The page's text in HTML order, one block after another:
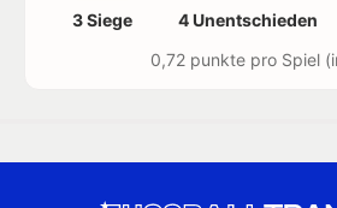
3 Siege 4 Unentschieden
0,72 punkte pro Spiel